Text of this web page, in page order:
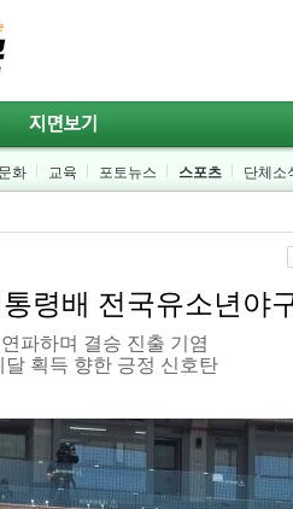
문화 교육 포토뉴스 스포츠 단체소
령배 전국유소년야
파하며 결승 진출 기염
획득 향한 긍정 신호탄